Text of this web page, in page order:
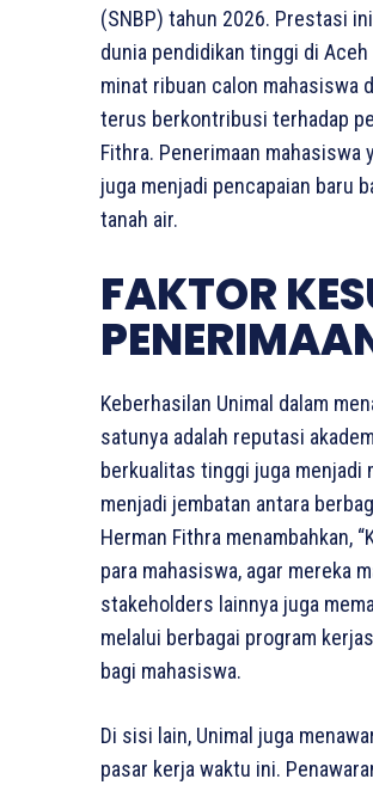
(SNBP) tahun 2026. Prestasi
dunia pendidikan tinggi di
minat ribuan calon mahasiswa
terus berkontribusi terhadap
Fithra. Penerimaan
juga menjadi pencapaian baru
tanah air.
FAKTOR
Keberhasilan Unimal dalam
satunya adalah reputasi
berkualitas tinggi juga menjadi
menjadi jembatan antara
Herman Fithra menambahkan,
para mahasiswa, agar mereka
stakeholders lainnya juga
melalui berbagai program
bagi mahasiswa.
Di sisi lain, Unimal juga
pasar kerja waktu ini.